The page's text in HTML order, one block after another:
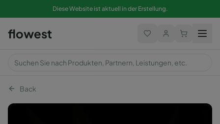
Diese Website ist aktuell in der Erstellung.
flowest
Back